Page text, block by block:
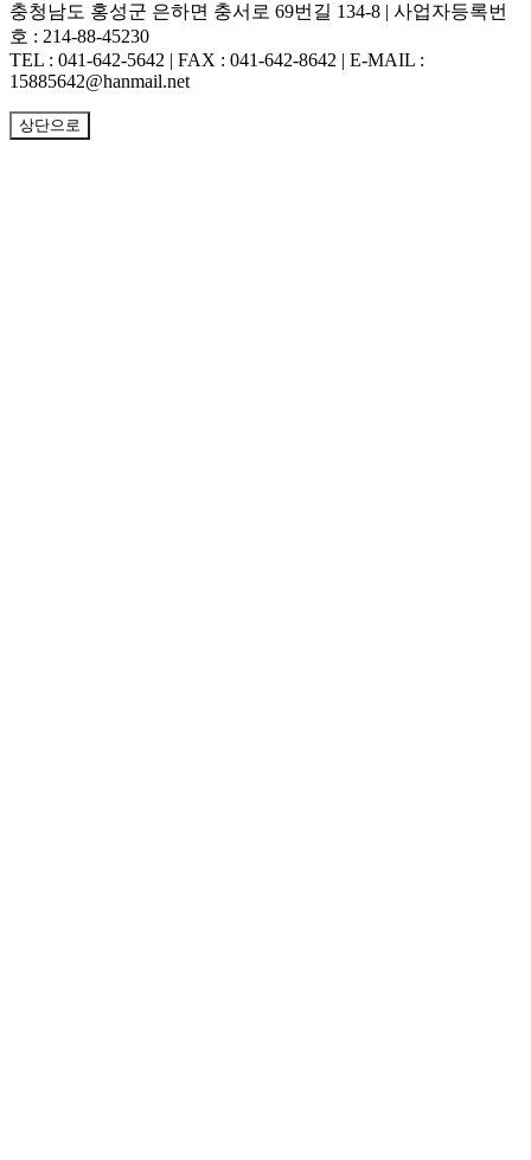
충청남도 홍성군 은하면 충서로 69번길 134-8 | 사업자등록번
호 : 214-88-45230
TEL : 041-642-5642 | FAX : 041-642-8642 | E-MAIL :
15885642@hanmail.net
상단으로